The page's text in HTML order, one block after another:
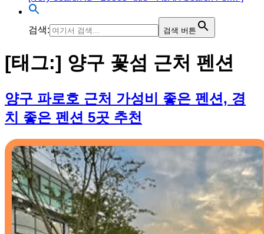
검색: 검색 버튼
[태그:] 양구 꽃섬 근처 펜션
양구 파로호 근처 가성비 좋은 펜션, 경
치 좋은 펜션 5곳 추천